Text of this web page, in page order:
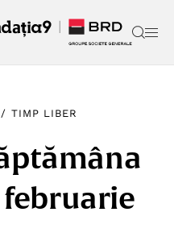
/ TIMP LIBER
februarie